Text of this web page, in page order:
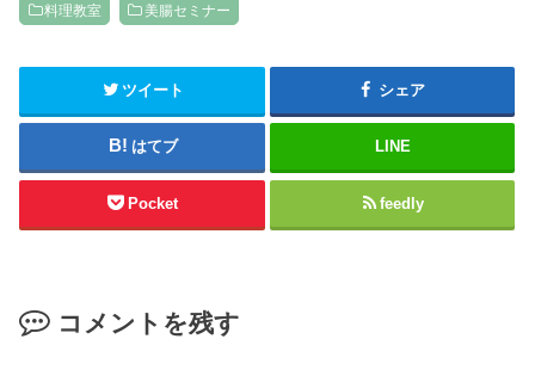
料理教室 美腸セミナー
ツイート シェア
はてブ LINE
Pocket feedly
コメントを残す